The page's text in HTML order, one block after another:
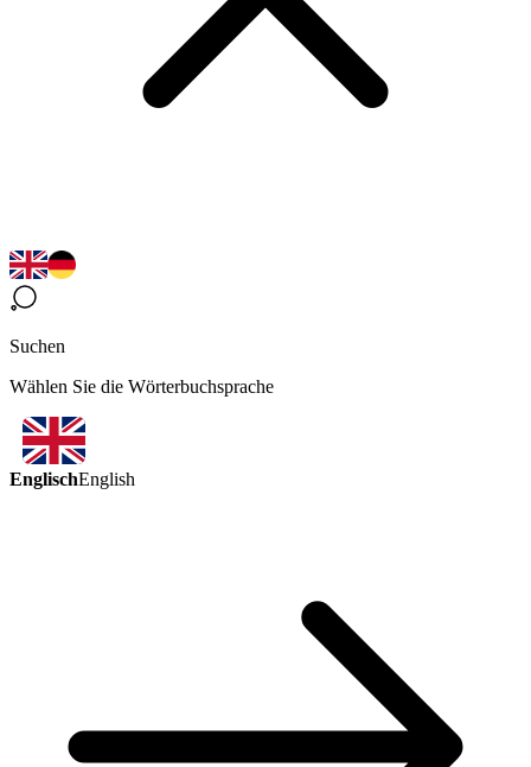
Suchen
Wählen Sie die Wörterbuchsprache
EnglischEnglish